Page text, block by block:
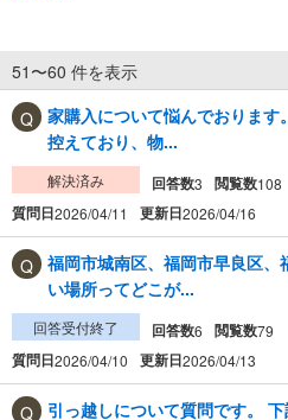
51〜60 件を表示
家購入について悩んでおりま
控えており、物...
解決済み 回答数3 閲覧数108
質問日2026/04/11 更新日2026/04/16
福岡市城南区、福岡市早良区
い場所ってどこが...
回答受付終了 回答数6 閲覧数79
質問日2026/04/10 更新日2026/04/13
引っ越しについて質問です。